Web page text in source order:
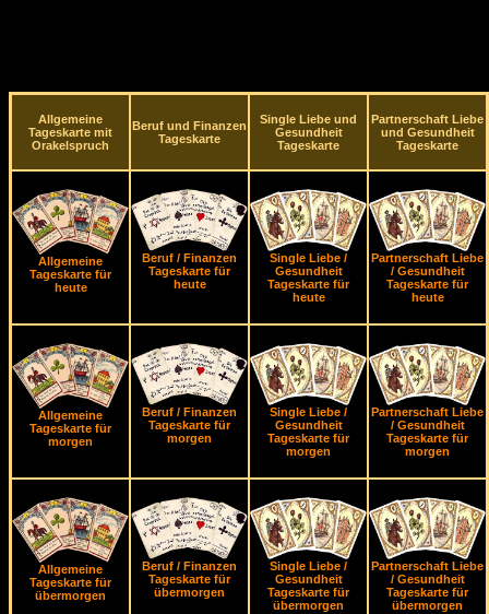
Allgemeine
Tageskarte mit
Orakelspruch
Beruf und Finanzen
Tageskarte
Single Liebe und
Gesundheit
Tageskarte
Partnerschaft Liebe
und Gesundheit
Tageskarte
Allgemeine
Tageskarte für
heute
Beruf / Finanzen
Tageskarte für
heute
Single Liebe /
Gesundheit
Tageskarte für
heute
Partnerschaft Liebe
/ Gesundheit
Tageskarte für
heute
Allgemeine
Tageskarte für
morgen
Beruf / Finanzen
Tageskarte für
morgen
Single Liebe /
Gesundheit
Tageskarte für
morgen
Partnerschaft Liebe
/ Gesundheit
Tageskarte für
morgen
Allgemeine
Tageskarte für
übermorgen
Beruf / Finanzen
Tageskarte für
übermorgen
Single Liebe /
Gesundheit
Tageskarte für
übermorgen
Partnerschaft Liebe
/ Gesundheit
Tageskarte für
übermorgen